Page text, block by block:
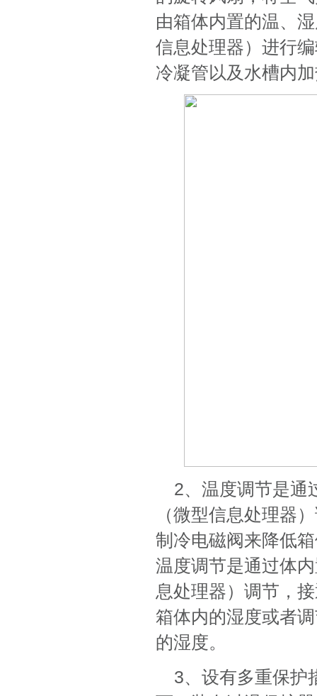
由箱体内置的温、
信息处理器）进行
冷凝管以及水槽内
2、温度调节是通
（微型信息处理器
制冷电磁阀来降低
温度调节是通过体
息处理器）调节，
箱体内的湿度或者
的湿度。
3、设有多重保护